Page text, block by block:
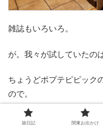
雑誌もいろいろ。
が。我々が試していたの
ちょうどポプテピピック
ので。
旅日記 関東お出かけ